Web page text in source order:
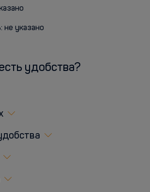
не указано
удобства?